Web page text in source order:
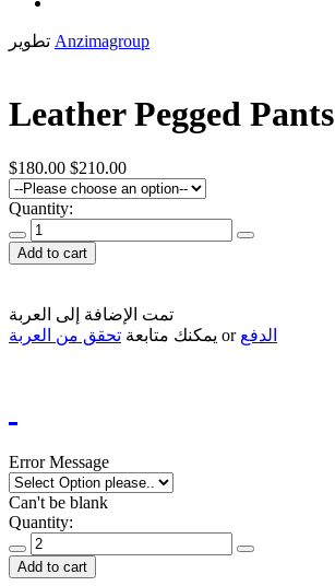
Anzimagroup
Leather Pegged Pants
$180.00 $210.00
Quantity:
Add to cart
تمت الإضافة إلى العربة
يمكنك متابعة تحقق من العربة or الدفع
Error Message
Can't be blank
Quantity:
Add to cart